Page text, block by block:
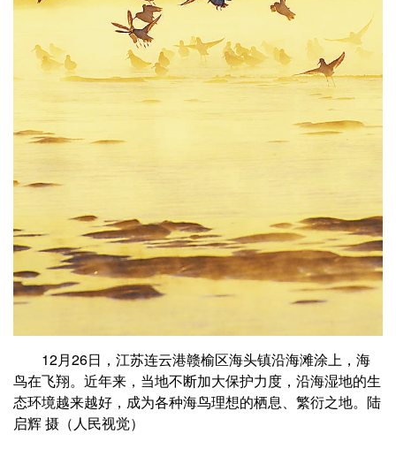
12月26日，江苏连云港赣榆区海头镇沿海滩涂上，海
鸟在飞翔。近年来，当地不断加大保护力度，沿海湿地的生
态环境越来越好，成为各种海鸟理想的栖息、繁衍之地。 陆
启辉 摄（人民视觉）